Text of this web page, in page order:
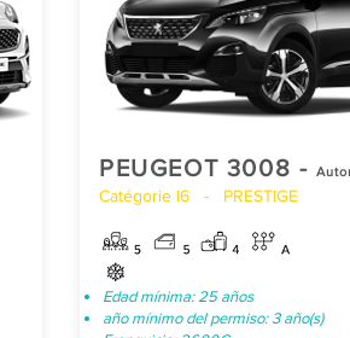
PEUGEOT 3008 -
Catégorie I6 - PRESTIGE
Edad mínima: 25 años
año mínimo del permiso: 3 año(s)